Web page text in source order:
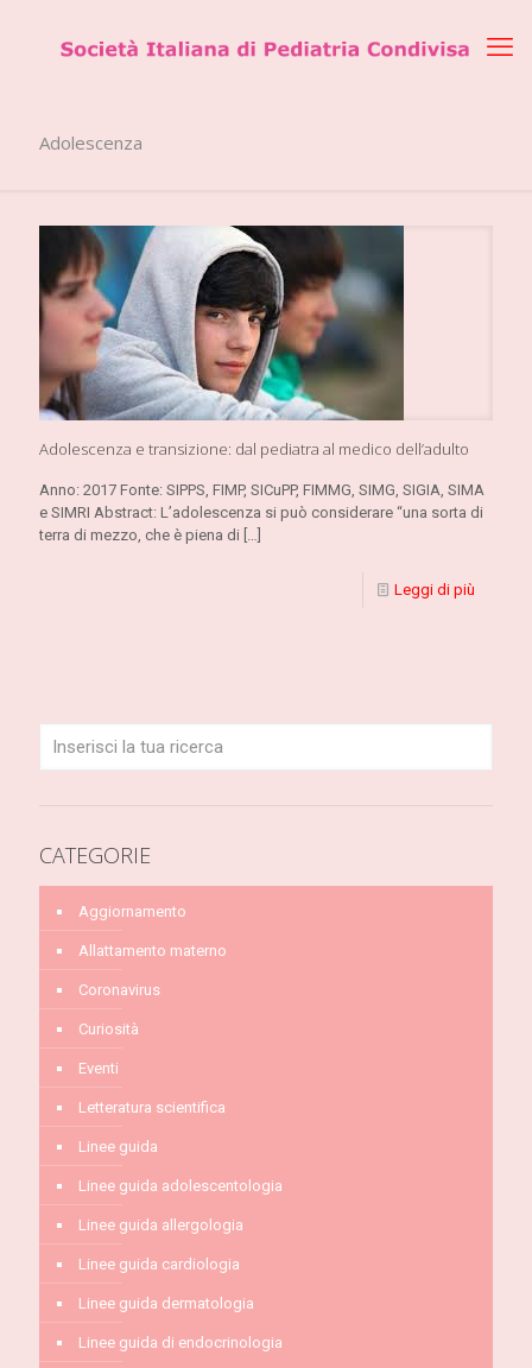
Adolescenza
Adolescenza e transizione: dal pediatra al medico dell’adulto
Anno: 2017 Fonte: SIPPS, FIMP, SICuPP, FIMMG, SIMG, SIGIA, SIMA
e SIMRI Abstract: L’adolescenza si può considerare “una sorta di
terra di mezzo, che è piena di […]
Leggi di più
CATEGORIE
Aggiornamento
Allattamento materno
Coronavirus
Curiosità
Eventi
Letteratura scientifica
Linee guida
Linee guida adolescentologia
Linee guida allergologia
Linee guida cardiologia
Linee guida dermatologia
Linee guida di endocrinologia